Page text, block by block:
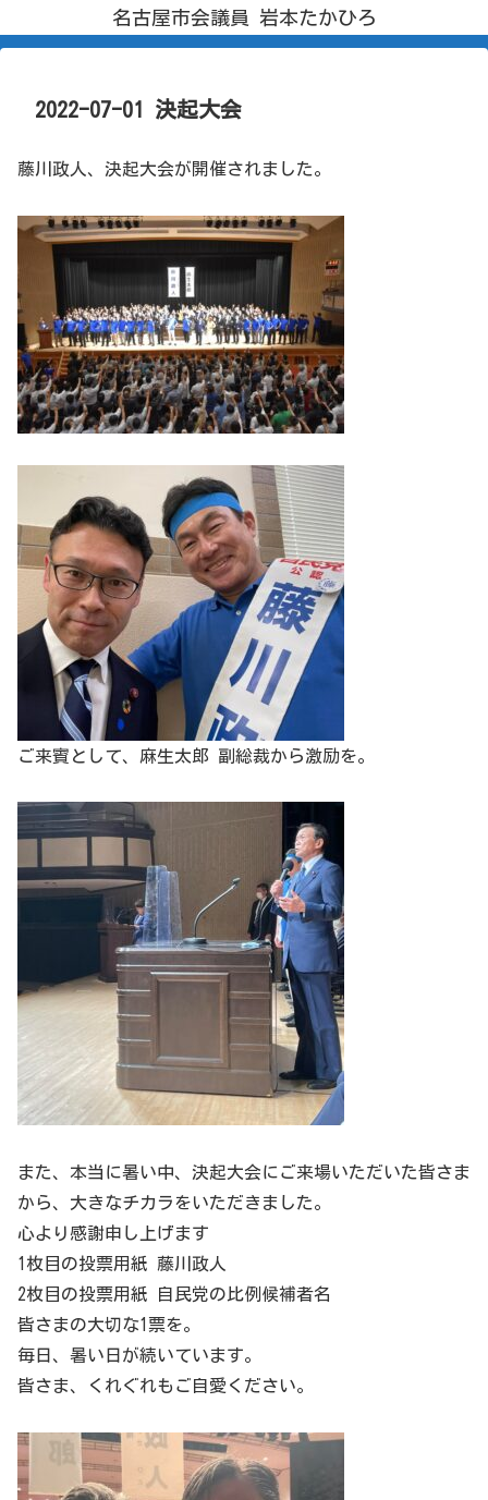
名古屋市会議員 岩本たかひろ
2022-07-01 決起大会
藤川政人、決起大会が開催されました。
ご来賓として、麻生太郎 副総裁から激励を。
また、本当に暑い中、決起大会にご来場いただいた皆さま
から、大きなチカラをいただきました。
心より感謝申し上げます
1枚目の投票用紙 藤川政人
2枚目の投票用紙 自民党の比例候補者名
皆さまの大切な1票を。
毎日、暑い日が続いています。
皆さま、くれぐれもご自愛ください。